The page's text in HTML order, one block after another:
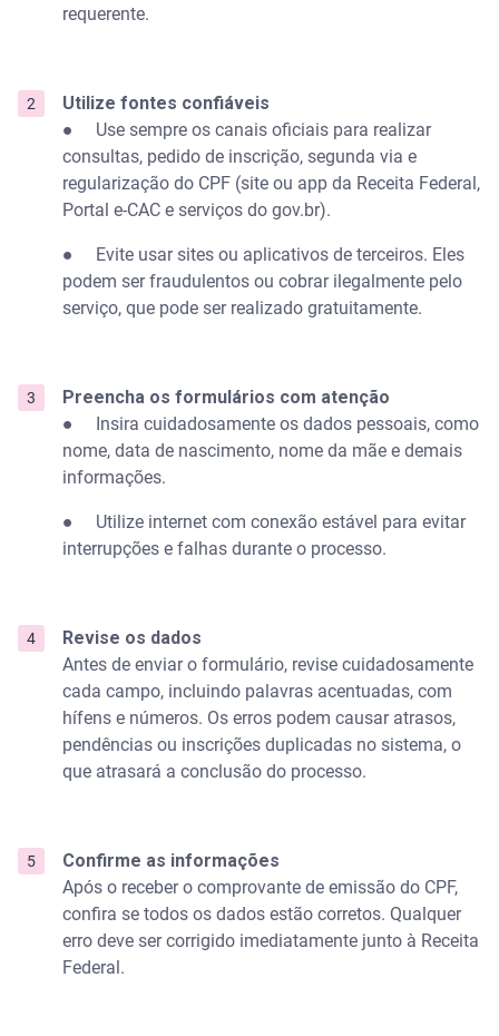
requerente.
Utilize fontes confiáveis
● Use sempre os canais oficiais para realizar
consultas, pedido de inscrição, segunda via e
regularização do CPF (site ou app da Receita Federal,
Portal e-CAC e serviços do gov.br).
● Evite usar sites ou aplicativos de terceiros. Eles
podem ser fraudulentos ou cobrar ilegalmente pelo
serviço, que pode ser realizado gratuitamente.
Preencha os formulários com atenção
● Insira cuidadosamente os dados pessoais, como
nome, data de nascimento, nome da mãe e demais
informações.
● Utilize internet com conexão estável para evitar
interrupções e falhas durante o processo.
Revise os dados
Antes de enviar o formulário, revise cuidadosamente
cada campo, incluindo palavras acentuadas, com
hífens e números. Os erros podem causar atrasos,
pendências ou inscrições duplicadas no sistema, o
que atrasará a conclusão do processo.
Confirme as informações
Após o receber o comprovante de emissão do CPF,
confira se todos os dados estão corretos. Qualquer
erro deve ser corrigido imediatamente junto à Receita
Federal.